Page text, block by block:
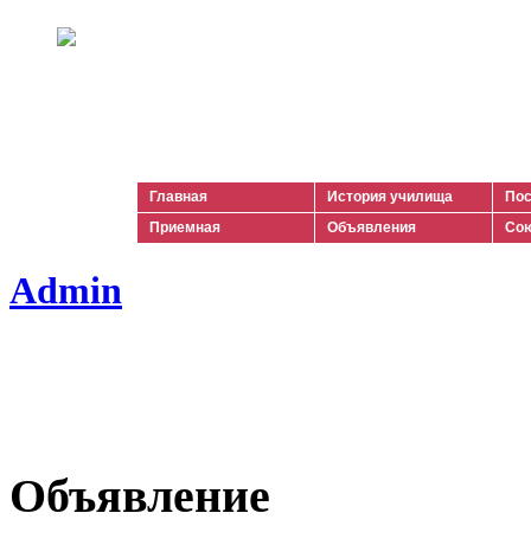
Главная История училища
Приемная
Объявления
Admin
Объявление